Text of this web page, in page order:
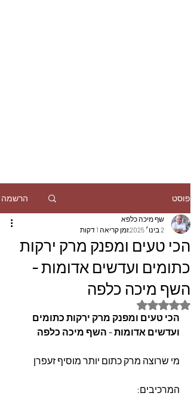
פוסט הרשמה
הכי טעים ומפנק מרק ירקות
כתומים ועדשים אדומות -
השף מיכה כלפה
שף מיכה כלפא
2 בינו׳ 2025
זמן קריאה 1 דקות
דירוג של NaN מתוך 5 כוכבים
הכי טעים ומפנק מרק ירקות כתומים
ועדשים אדומות - השף מיכה כלפה
מי שרוצה מרק כתום יותר מוסיף זעפרן
המרכיבים: